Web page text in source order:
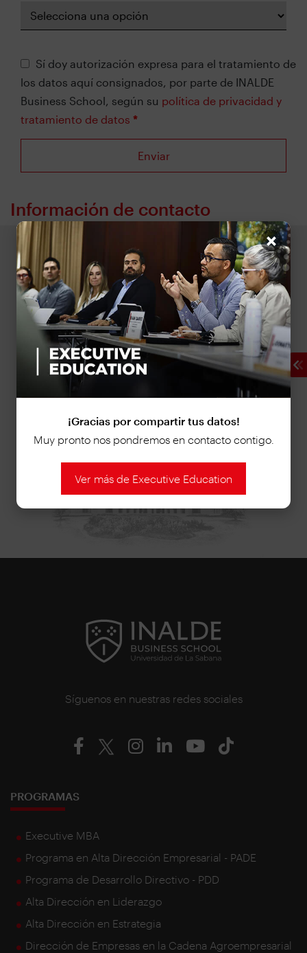
×
¡Gracias por compartir tus datos!
Muy pronto nos pondremos en contacto contigo.
Ver más de Executive Education
Sí doy autorización expresa para el tratamiento de
los datos aquí consignados, por parte de INALDE
Business School, según su política de privacidad y
tratamiento de datos *
Información de contacto
Jorge Mario Uribe
Gerente de Programas
Email:jorge.uribe@inalde.edu.co
Móvil: 304 265 2844
Síguenos en nuestras redes sociales
PROGRAMAS
Executive MBA
Programa en Alta Dirección Empresarial - PADE
Programa de Desarrollo Directivo - PDD
Alta Dirección en Liderazgo
Alta Dirección en Estrategia
Dirección de Empresas en la Cadena Agroempresarial